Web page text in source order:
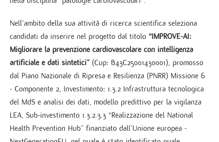
Nell’ambito della sua attività di ricerca scientifica seleziona
candidati da inserire nel progetto dal titolo “IMPROVE-AI:
Migliorare la prevenzione cardiovascolare con intelligenza
artificiale e dati sintetici” (Cup: B43C25001430001), promosso
dal Piano Nazionale di Ripresa e Resilienza (PNRR) Missione 6
- Componente 2, Investimento: 1.3.2 Infrastruttura tecnologica
del MdS e analisi dei dati, modello predittivo per la vigilanza
LEA, Sub-investimento 1.3.2.3.3 “Realizzazione del National
Health Prevention Hub” finanziato dall’Unione europea -